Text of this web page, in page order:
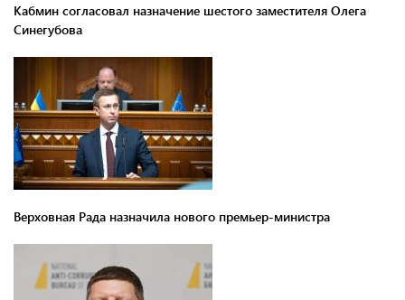
Кабмин согласовал назначение шестого заместителя Олега
Синегубова
Верховная Рада назначила нового премьер-министра